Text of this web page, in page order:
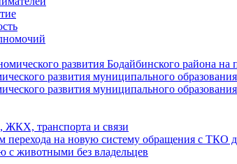
развития Бодайбинского района на
развития муниципального
развития муниципального
транспорта и связи
перехода на новую систему обращения с ТКО
животными без владельцев